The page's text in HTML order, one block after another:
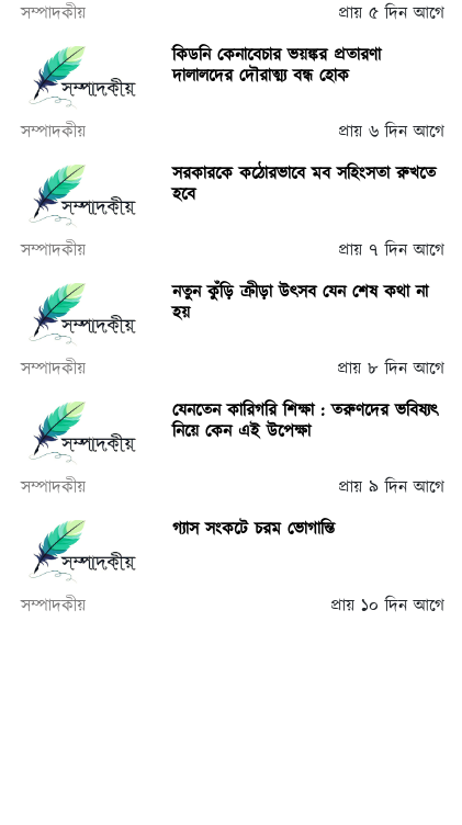
সম্পাদকীয়
প্রায় ৫ দিন আগে
কিডনি কেনাবেচার ভয়ঙ্কর প্রতারণা
দালালদের দৌরাত্ম্য বন্ধ হোক
সম্পাদকীয়
প্রায় ৬ দিন আগে
সরকারকে কঠোরভাবে মব সহিংসতা রুখতে
হবে
সম্পাদকীয়
প্রায় ৭ দিন আগে
নতুন কুঁড়ি ক্রীড়া উৎসব যেন শেষ কথা না
হয়
সম্পাদকীয়
প্রায় ৮ দিন আগে
যেনতেন কারিগরি শিক্ষা : তরুণদের ভবিষ্যৎ
নিয়ে কেন এই উপেক্ষা
সম্পাদকীয়
প্রায় ৯ দিন আগে
গ্যাস সংকটে চরম ভোগান্তি
সম্পাদকীয় প্রায় ১০ দিন আগে